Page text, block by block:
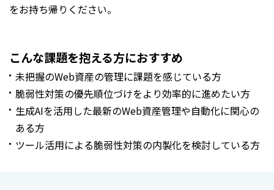
をお持ち帰りください。
こんな課題を抱える方におすすめ
未把握のWeb資産の管理に課題を感じている方
脆弱性対策の優先順位づけをより効率的に進めたい方
生成AIを活用した最新のWeb資産管理や自動化に関心の
ある方
ツール活用による脆弱性対策の内製化を検討している方